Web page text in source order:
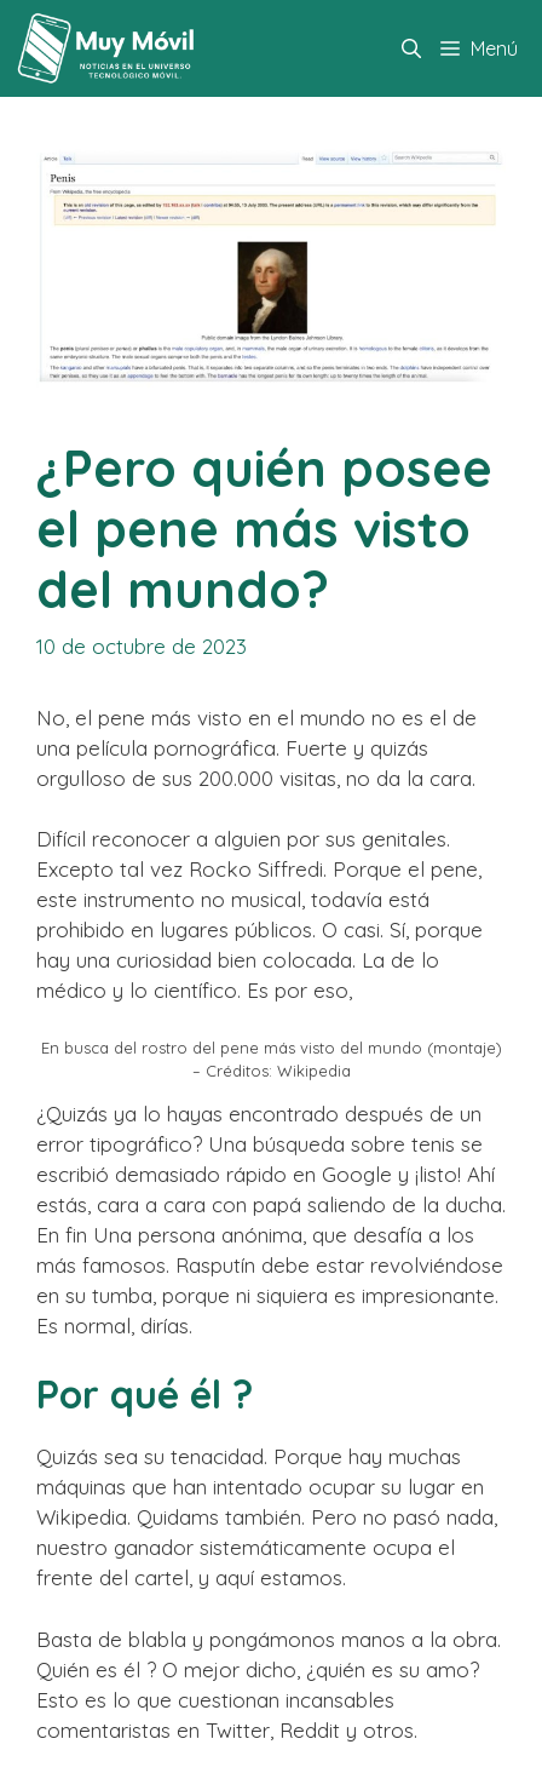
Saltar
contenido
Menú
¿Pero quién posee
el pene más visto
del mundo?
10 de octubre de 2023
No, el pene más visto en el mundo no es el de
una película pornográfica. Fuerte y quizás
orgulloso de sus 200.000 visitas, no da la cara.
Difícil reconocer a alguien por sus genitales.
Excepto tal vez Rocko Siffredi. Porque el pene,
este instrumento no musical, todavía está
prohibido en lugares públicos. O casi. Sí, porque
hay una curiosidad bien colocada. La de lo
médico y lo científico. Es por eso,
En busca del rostro del pene más visto del mundo (montaje)
– Créditos: Wikipedia
¿Quizás ya lo hayas encontrado después de un
error tipográfico? Una búsqueda sobre tenis se
escribió demasiado rápido en Google y ¡listo! Ahí
estás, cara a cara con papá saliendo de la ducha.
En fin Una persona anónima, que desafía a los
más famosos. Rasputín debe estar revolviéndose
en su tumba, porque ni siquiera es impresionante.
Es normal, dirías.
Por qué él ?
Quizás sea su tenacidad. Porque hay muchas
máquinas que han intentado ocupar su lugar en
Wikipedia. Quidams también. Pero no pasó nada,
nuestro ganador sistemáticamente ocupa el
frente del cartel, y aquí estamos.
Basta de blabla y pongámonos manos a la obra.
Quién es él ? O mejor dicho, ¿quién es su amo?
Esto es lo que cuestionan incansables
comentaristas en Twitter, Reddit y otros.